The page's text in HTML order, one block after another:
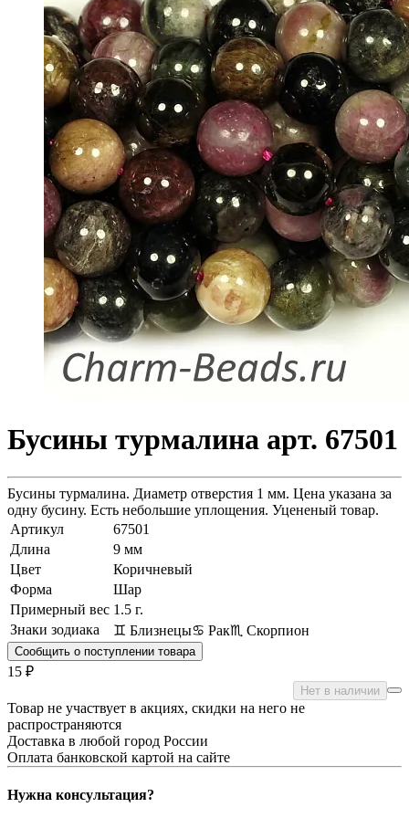
Бусины турмалина арт. 67501
Бусины турмалина. Диаметр отверстия 1 мм. Цена указана за
одну бусину. Есть небольшие уплощения. Уцененый товар.
Артикул
67501
Длина
9 мм
Цвет
Коричневый
Форма
Шар
Примерный вес 1.5 г.
Знаки зодиака
♊ Близнецы♋ Рак♏ Скорпион
Сообщить о поступлении товара
15 ₽
Нет в наличии
Товар не участвует в акциях, скидки на него не
распространяются
Доставка в любой город России
Оплата банковской картой на сайте
Нужна консультация?